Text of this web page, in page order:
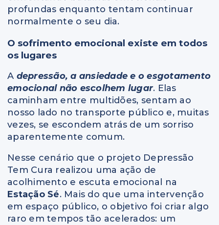
profundas enquanto tentam continuar
normalmente o seu dia.
O sofrimento emocional existe em todos
os lugares
A depressão, a ansiedade e o esgotamento
emocional não escolhem lugar. Elas
caminham entre multidões, sentam ao
nosso lado no transporte público e, muitas
vezes, se escondem atrás de um sorriso
aparentemente comum.
Nesse cenário que o projeto Depressão
Tem Cura realizou uma ação de
acolhimento e escuta emocional na
Estação Sé. Mais do que uma intervenção
em espaço público, o objetivo foi criar algo
raro em tempos tão acelerados: um